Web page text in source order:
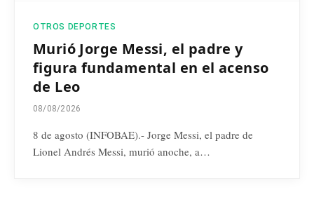
OTROS DEPORTES
Murió Jorge Messi, el padre y
figura fundamental en el acenso
de Leo
08/08/2026
8 de agosto (INFOBAE).- Jorge Messi, el padre de
Lionel Andrés Messi, murió anoche, a…